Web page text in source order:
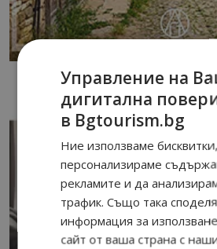
Управление на
дигитална
в Bgtourism.bg
Ние използваме
персонализираме
рекламите и да
трафик. Също така
информация за
сайт от ваша страна с